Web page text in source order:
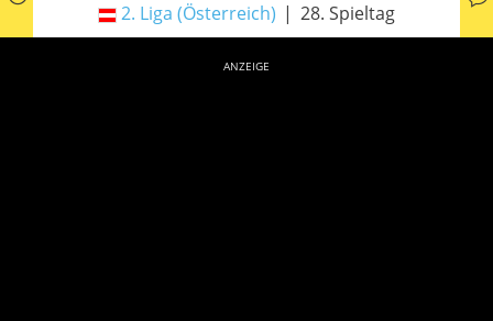
2. Liga (Österreich) 28. Spieltag
ANZEIGE